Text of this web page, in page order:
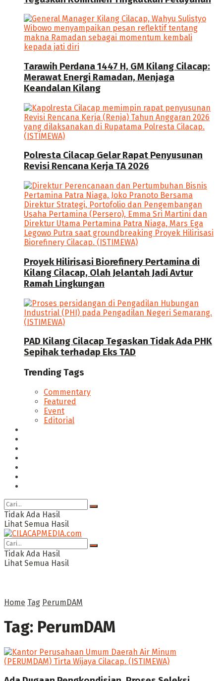
Tarawih Perdana 1447 H, GM Kilang Cilacap:
Merawat Energi Ramadan, Menjaga
Keandalan Kilang
Polresta Cilacap Gelar Rapat Penyusunan
Revisi Rencana Kerja TA 2026
Proyek Hilirisasi Biorefinery Pertamina di
Kilang Cilacap, Olah Jelantah Jadi Avtur
Ramah Lingkungan
PAD Kilang Cilacap Tegaskan Tidak Ada PHK
Sepihak terhadap Eks TAD
Trending Tags
Commentary
Featured
Event
Editorial
Tidak Ada Hasil
Lihat Semua Hasil
Tidak Ada Hasil
Lihat Semua Hasil
Home Tag PerumDAM
Tag: PerumDAM